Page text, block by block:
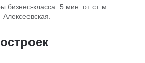
бизнес-класса. 5 мин. от ст. м.
Алексеевская.